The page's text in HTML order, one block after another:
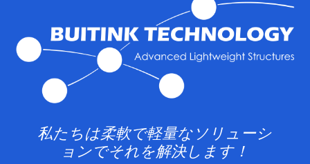
私たちは柔軟で軽量なソリューシ
ョンでそれを解決します！